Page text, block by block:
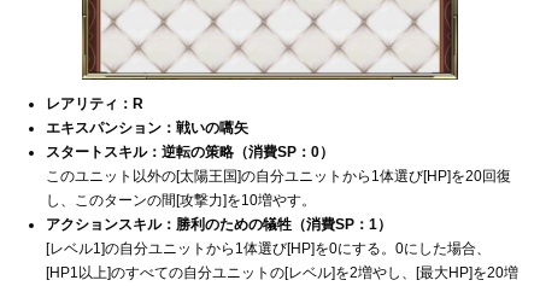
レアリティ：R
エキスパンション：戦いの嚆矢
スタートスキル：逆転の策略（消費SP：0）
このユニット以外の[太陽王国]の自分ユニットから1体選び[HP]を20回復
し、このターンの間[攻撃力]を10増やす。
アクションスキル：勝利のための犠牲（消費SP：1）
[レベル1]の自分ユニットから1体選び[HP]を0にする。0にした場合、
[HP1以上]のすべての自分ユニットの[レベル]を2増やし、[最大HP]を20増